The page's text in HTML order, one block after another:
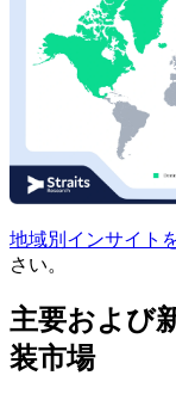
地域別インサイト
さい。
主要および
装市場